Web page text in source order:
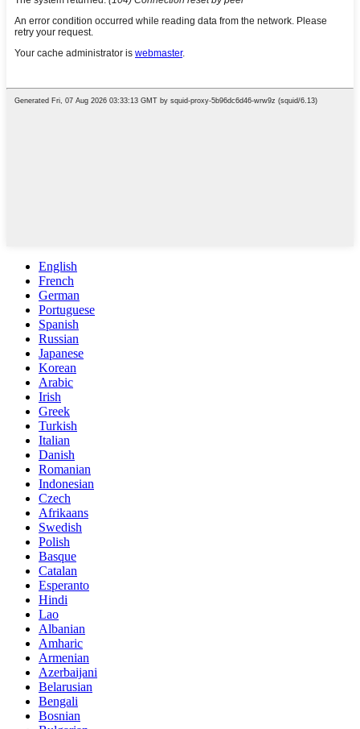
English
French
German
Portuguese
Spanish
Russian
Japanese
Korean
Arabic
Irish
Greek
Turkish
Italian
Danish
Romanian
Indonesian
Czech
Afrikaans
Swedish
Polish
Basque
Catalan
Esperanto
Hindi
Lao
Albanian
Amharic
Armenian
Azerbaijani
Belarusian
Bengali
Bosnian